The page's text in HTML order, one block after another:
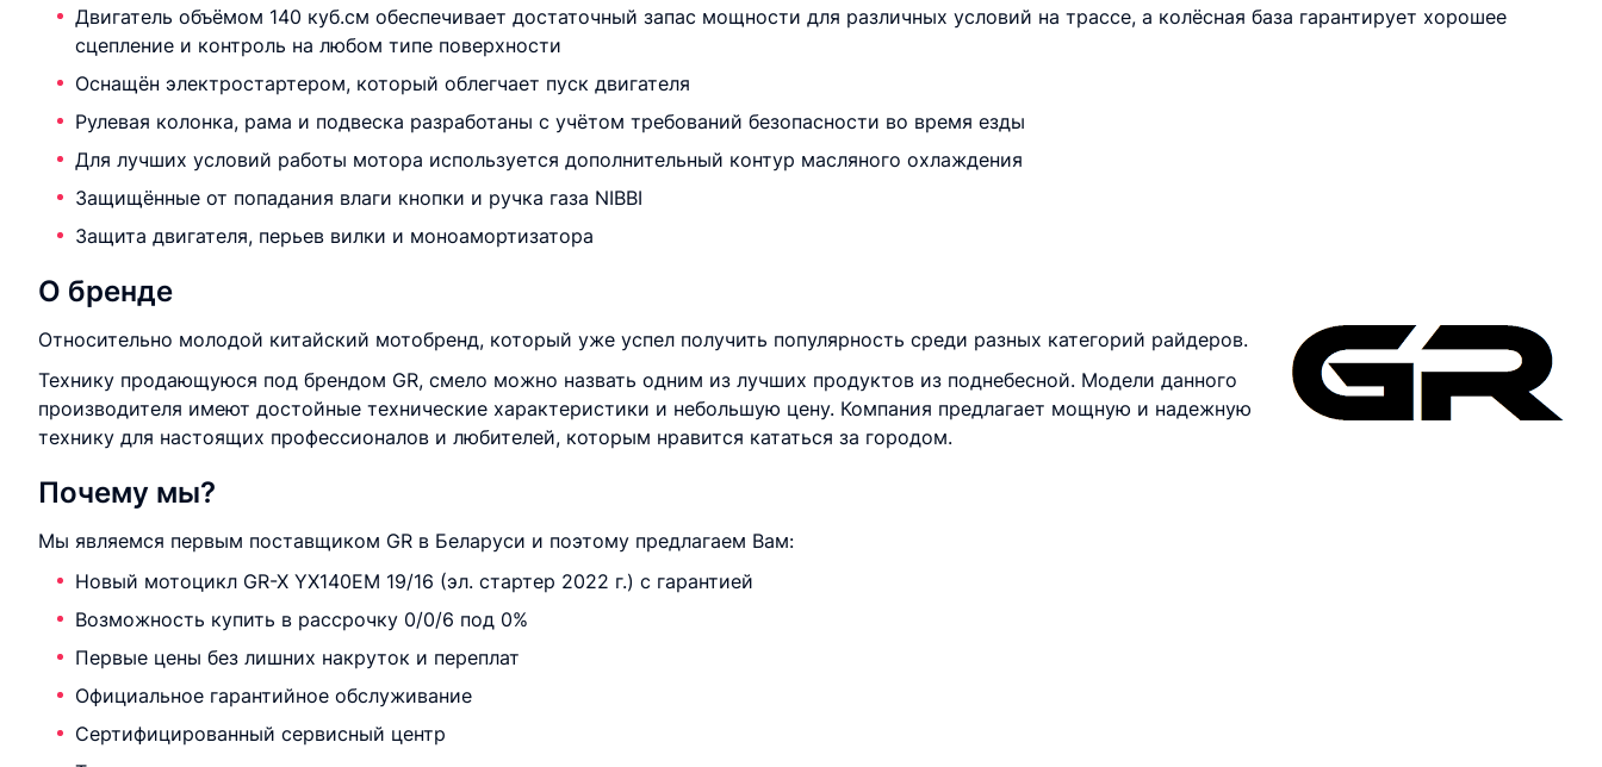
Двигатель объёмом 140 куб.см обеспечивает достаточный запас мощности для различных условий на трассе, а колёсная база гарантирует хорошее
сцепление и контроль на любом типе поверхности
Оснащён электростартером, который облегчает пуск двигателя
Рулевая колонка, рама и подвеска разработаны с учётом требований безопасности во время езды
Для лучших условий работы мотора используется дополнительный контур масляного охлаждения
Защищённые от попадания влаги кнопки и ручка газа NIBBI
Защита двигателя, перьев вилки и моноамортизатора
О бренде
Относительно молодой китайский мотобренд, который уже успел получить популярность среди разных категорий райдеров.
Технику продающуюся под брендом GR, смело можно назвать одним из лучших продуктов из поднебесной. Модели данного
производителя имеют достойные технические характеристики и небольшую цену. Компания предлагает мощную и надежную
технику для настоящих профессионалов и любителей, которым нравится кататься за городом.
Почему мы?
Мы являемся первым поставщиком GR в Беларуси и поэтому предлагаем Вам:
Новый мотоцикл GR-X YX140EM 19/16 (эл. cтартер 2022 г.) с гарантией
Возможность купить в рассрочку 0/0/6 под 0%
Первые цены без лишних накруток и переплат
Официальное гарантийное обслуживание
Сертифицированный сервисный центр